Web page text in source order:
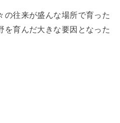
の往来が盛んな場所で育った
を育んだ大きな要因となった